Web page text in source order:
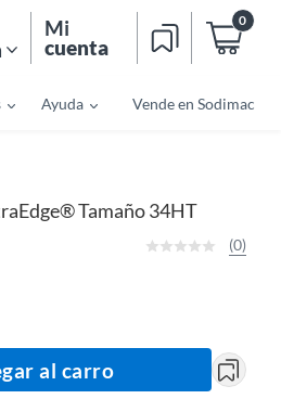
Mi
cuenta
0
Ayuda Vende en Sodimac
Tamaño 34HT
(0)
al carro